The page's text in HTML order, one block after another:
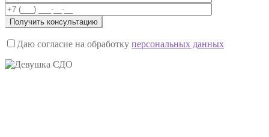
Даю согласие на обработку персональных данных